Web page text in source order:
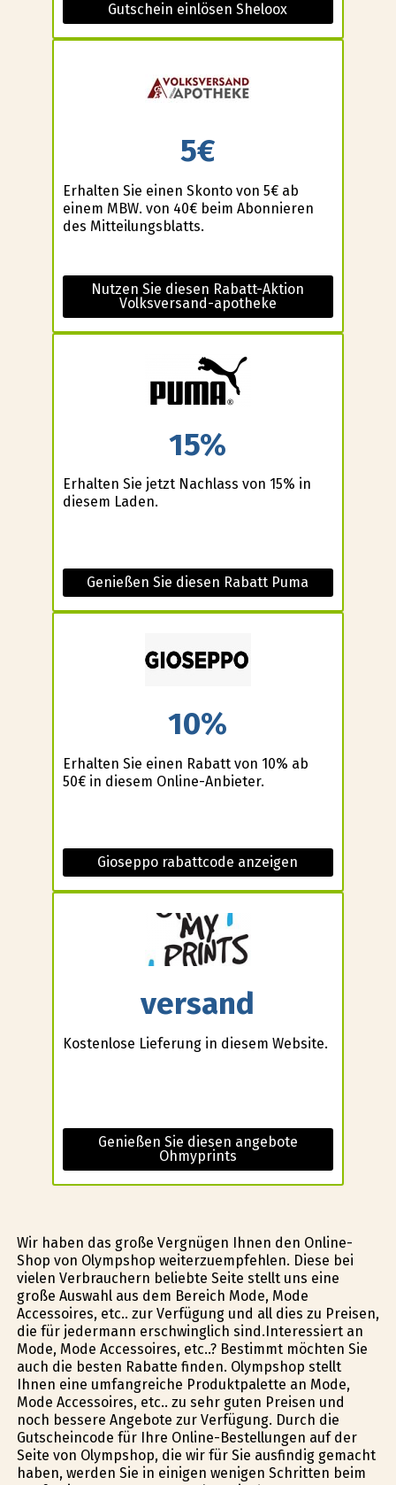
Gutschein einlösen Sheloox
5€
Erhalten Sie einen Skonto von 5€ ab
einem MBW. von 40€ beim Abonnieren
des Mitteilungsblatts.
Nutzen Sie diesen Rabatt-Aktion
Volksversand-apotheke
15%
Erhalten Sie jetzt Nachlass von 15% in
diesem Laden.
Genießen Sie diesen Rabatt Puma
10%
Erhalten Sie einen Rabatt von 10% ab
50€ in diesem Online-Anbieter.
Gioseppo rabattcode anzeigen
versand
Kostenlose Lieferung in diesem Website.
Genießen Sie diesen angebote
Ohmyprints
Wir haben das große Vergnügen Ihnen den Online-
Shop von Olympshop weiterzuempfehlen. Diese bei
vielen Verbrauchern beliebte Seite stellt uns eine
große Auswahl aus dem Bereich Mode, Mode
Accessoires, etc.. zur Verfügung und all dies zu Preisen,
die für jedermann erschwinglich sind.Interessiert an
Mode, Mode Accessoires, etc..? Bestimmt möchten Sie
auch die besten Rabatte finden. Olympshop stellt
Ihnen eine umfangreiche Produktpalette an Mode,
Mode Accessoires, etc.. zu sehr guten Preisen und
noch bessere Angebote zur Verfügung. Durch die
Gutscheincode für Ihre Online-Bestellungen auf der
Seite von Olympshop, die wir für Sie ausfindig gemacht
haben, werden Sie in einigen wenigen Schritten beim